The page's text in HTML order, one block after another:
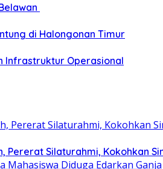
di Halongonan Timur
Infrastruktur Operasional
Silaturahmi, Kokohkan